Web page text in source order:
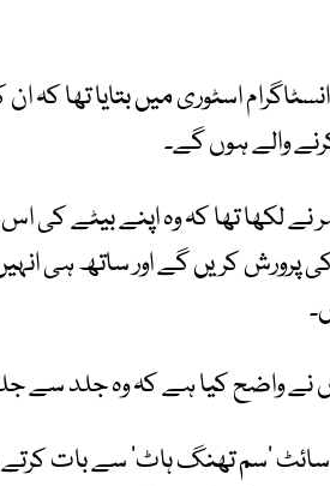
انسٹاگرام اسٹوری میں بتایا تھا
والے ہوں گے۔
نے لکھا تھا کہ وہ اپنے بیٹے
کی پرورش کریں گے اور ساتھ ہی
نے واضح کیا ہے کہ وہ جلد سے
’سم تھنگ ہاٹ‘ سے بات